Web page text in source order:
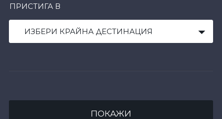
ПРИСТИГА В
ИЗБЕРИ КРАЙНА ДЕСТИНАЦИЯ
ПОКАЖИ